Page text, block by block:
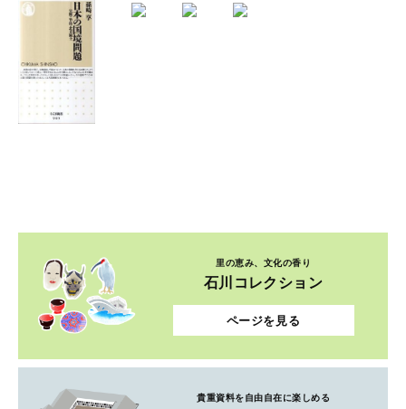
里の恵み、文化の香り
石川コレクション
ページを見る
貴重資料を自由自在に楽しめる